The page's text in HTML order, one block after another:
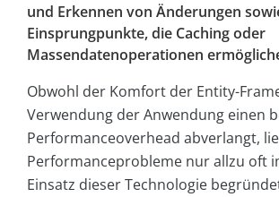
und Erkennen von Änderungen
Einsprungpunkte, die Caching oder
Massendatenoperationen
Obwohl der Komfort der Entity-
Verwendung der Anwendung einen
Performance­overhead abverlangt,
Performanceprobleme nur allzu oft
Einsatz dieser Technologie